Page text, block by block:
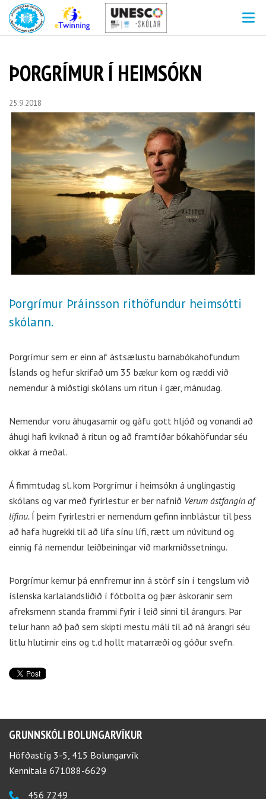
ÞORGRÍMUR Í HEIMSÓKN
25.9.2018
Þorgrímur Þráinsson rithöfundur heimsótti
skólann.
Þorgrímur sem er einn af ástsælustu barnabókahöfundum
Íslands og hefur skrifað um 35 bækur kom og ræddi við
nemendur á miðstigi skólans um ritun í gær, mánudag.
Nemendur voru áhugasamir og gáfu gott hljóð og vonandi að
áhugi hafi kviknað á ritun og að framtíðar bókahöfundar séu
okkar á meðal.
Á fimmtudag sl. kom Þorgrímur í heimsókn á unglingastig
skólans og var með fyrirlestur er ber nafnið Verum ástfangin af
lífinu. Í þeim fyrirlestri er nemendum gefinn innblástur til þess
að hafa hugrekki til að lifa sínu lífi, rætt um núvitund og
einnig fá nemendur leiðbeiningar við markmiðssetningu.
Þorgrímur kemur þá ennfremur inn á störf sín í tengslum við
íslenska karlalandsliðið í fótbolta og þær áskoranir sem
afreksmenn standa frammi fyrir í leið sinni til árangurs. Þar
telur hann að það sem skipti mestu máli til að ná árangri séu
litlu hlutirnir eins og t.d hollt matarræði og góður svefn.
GRUNNSKÓLI BOLUNGARVÍKUR
Höfðastíg 3-5, 415 Bolungarvík
Kennitala 671088-6629
456 7249